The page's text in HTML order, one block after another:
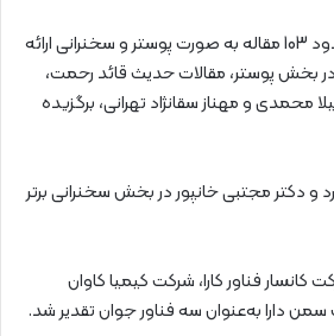
در این کنفرانس دو روزه حدود 103 مقاله به صورت پوستر و سخنرانی ارائه
بخش پوستر، مقالات حدیث قائد رحمت،
محمدی و مهناز سقانژاد تهرانی، برگزیده
و دکتر مجتبی خانپور در بخش سخنرانی برتر
کانسار فناور کارا، شرکت کیمیا کاوان
دارا به‌عنوان سه فناور جوان تقدیر شد.